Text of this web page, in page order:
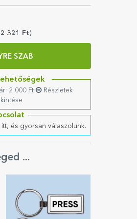
2 321 Ft)
SZAB
2 000 Ft
Részletek
és gyorsan válaszolunk.
...